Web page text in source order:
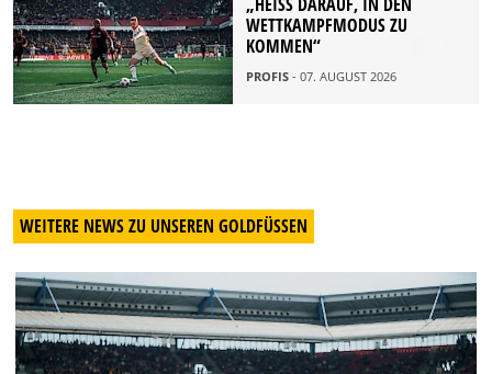
ETTKAMPFMODUS ZU K
OMMEN“
PROFIS - 07. AUGUST 2026
WEITERE NEWS ZU UNSEREN GOLDFÜSSEN